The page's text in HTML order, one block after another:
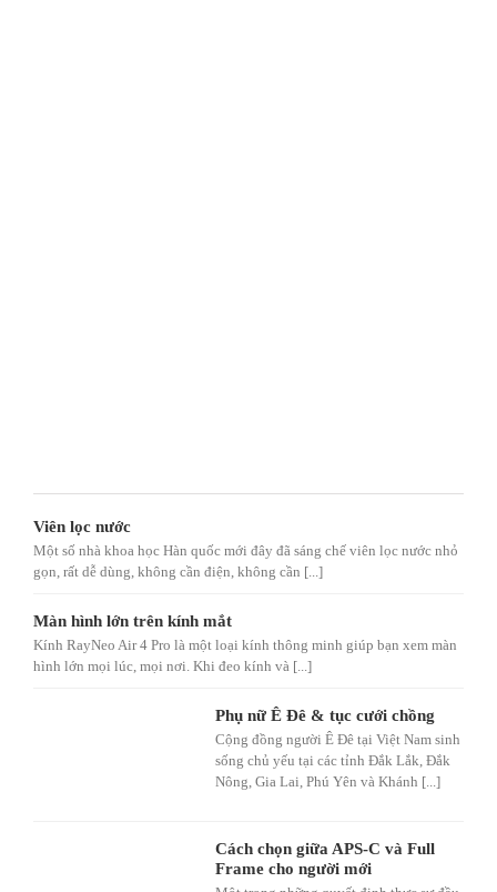
Viên lọc nước
Một số nhà khoa học Hàn quốc mới đây đã sáng chế viên lọc nước nhỏ
gọn, rất dễ dùng, không cần điện, không cần [...]
Màn hình lớn trên kính mắt
Kính RayNeo Air 4 Pro là một loại kính thông minh giúp bạn xem màn
hình lớn mọi lúc, mọi nơi. Khi đeo kính và [...]
Phụ nữ Ê Đê & tục cưới chồng
Cộng đồng người Ê Đê tại Việt Nam sinh
sống chủ yếu tại các tỉnh Đắk Lắk, Đắk
Nông, Gia Lai, Phú Yên và Khánh [...]
Cách chọn giữa APS-C và Full
Frame cho người mới